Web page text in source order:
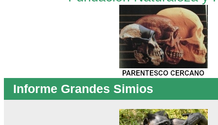
Informe Grandes Simios